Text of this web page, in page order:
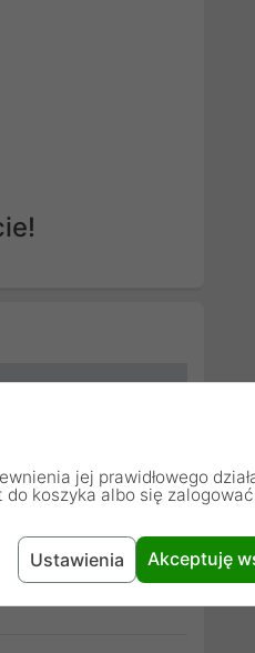
jej prawidłowego
do koszyka albo się
Ustawienia Akceptuję